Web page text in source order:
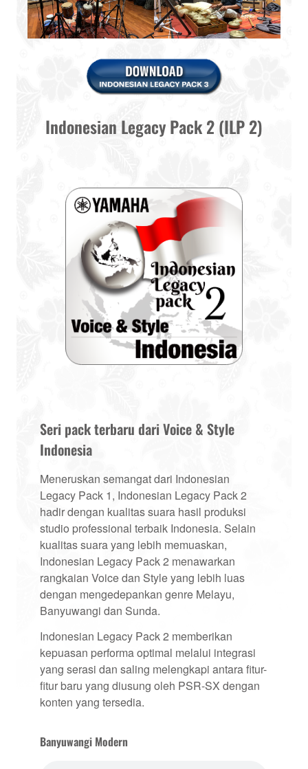
Indonesian Legacy Pack 2 (ILP 2)
Seri pack terbaru dari Voice & Style
Indonesia
Meneruskan semangat dari Indonesian
Legacy Pack 1, Indonesian Legacy Pack 2
hadir dengan kualitas suara hasil produksi
studio professional terbaik Indonesia. Selain
kualitas suara yang lebih memuaskan,
Indonesian Legacy Pack 2 menawarkan
rangkaian Voice dan Style yang lebih luas
dengan mengedepankan genre Melayu,
Banyuwangi dan Sunda.
Indonesian Legacy Pack 2 memberikan
kepuasan performa optimal melalui integrasi
yang serasi dan saling melengkapi antara fitur-
fitur baru yang diusung oleh PSR-SX dengan
konten yang tersedia.
Banyuwangi Modern